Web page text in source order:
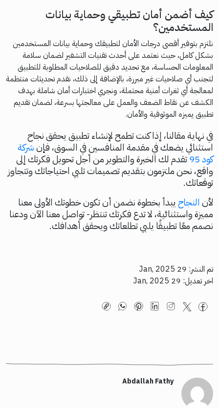
كيف أضمن أمان تطبيقي وحماية بيانات
المستخدمين؟
نلتزم بتوفير أقصى درجات الأمان لتطبيقك وحماية بيانات المستخدمين
بشكل كامل، حيث نعتمد على أحدث تقنيات التشفير لضمان سلامة
المعلومات الحساسة، مع تحديد دقيق للصلاحيات المطلوبة للتطبيق
لتجنب أي صلاحيات غير مبررة، بالإضافة إلى ذلك، نقدم تحديثات منتظمة
لمعالجة أي ثغرات أمنية محتملة، ونجري اختبارات أمان شاملة بهدف
الكشف عن نقاط الضعف والعمل على معالجتها بسرعة، لضمان تقديم
تطبيق يميزه الموثوقية والأمان.
في نهاية مقالنا، إذا كنت تطمح لإنشاء تطبيق يحقق نجاح
استثنائي يضعك في مقدمة المنافسين في السوق، فإنشركة
كود 95
تقدم لك الخبرة والتطوير من أجل تحويل فكرتك إلى
واقع، نحن ملتزمون بتقديم تصميمات تلبي احتياجاتك وتتجاوز
توقعاتك.
لأن النجاح يبدأ بخطوة نضمن أن تكون خطوتك الأولى معنا
مميزة واستثنائية، لا تدع فكرتك تنتظر- تواصل معنا الآن ودعنا
نصمم معًا تطبيقًا يلبي تطلعاتك ويحقق أهدافك.
تم النشر: 29 Jan, 2025
اخر تعديل: 29 Jan, 2025
Abdallah Fathy